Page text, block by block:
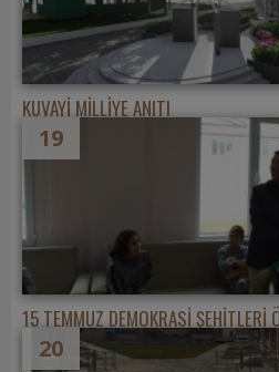
KUVAYİ MİLLİYE ANITI
19
15 TEMMUZ DEMOKRASİ ŞEHİTLERİ
OKULU
20